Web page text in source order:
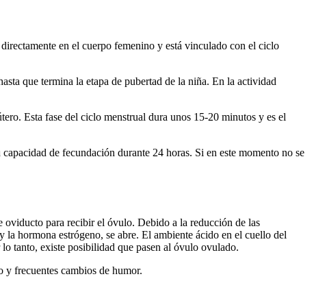
en el cuerpo femenino y está vinculado con el ciclo
que termina la etapa de pubertad de la niña. En la actividad
Esta fase del ciclo menstrual dura unos 15-20 minutos y es el
de fecundación durante 24 horas. Si en este momento no se
oviducto para recibir el óvulo. Debido a la reducción de las
hormona estrógeno, se abre. El ambiente ácido en el cuello del
tanto, existe posibilidad que pasen al óvulo ovulado.
y frecuentes cambios de humor.